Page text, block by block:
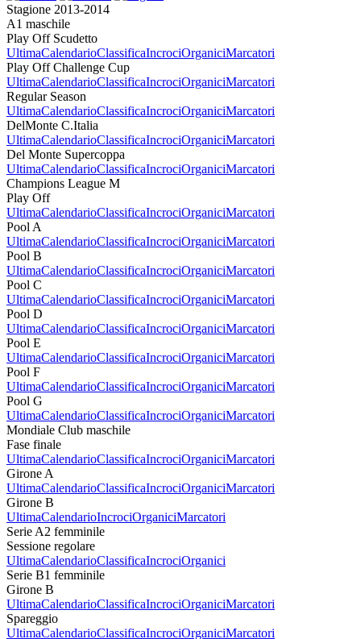
Stagione 2013-2014
A1 maschile
Play Off Scudetto
UltimaCalendarioClassificaIncrociOrganiciMarcatori
Play Off Challenge Cup
UltimaCalendarioClassificaIncrociOrganiciMarcatori
Regular Season
UltimaCalendarioClassificaIncrociOrganiciMarcatori
DelMonte C.Italia
UltimaCalendarioClassificaIncrociOrganiciMarcatori
Del Monte Supercoppa
UltimaCalendarioClassificaIncrociOrganiciMarcatori
Champions League M
Play Off
UltimaCalendarioClassificaIncrociOrganiciMarcatori
Pool A
UltimaCalendarioClassificaIncrociOrganiciMarcatori
Pool B
UltimaCalendarioClassificaIncrociOrganiciMarcatori
Pool C
UltimaCalendarioClassificaIncrociOrganiciMarcatori
Pool D
UltimaCalendarioClassificaIncrociOrganiciMarcatori
Pool E
UltimaCalendarioClassificaIncrociOrganiciMarcatori
Pool F
UltimaCalendarioClassificaIncrociOrganiciMarcatori
Pool G
UltimaCalendarioClassificaIncrociOrganiciMarcatori
Mondiale Club maschile
Fase finale
UltimaCalendarioClassificaIncrociOrganiciMarcatori
Girone A
UltimaCalendarioClassificaIncrociOrganiciMarcatori
Girone B
UltimaCalendarioIncrociOrganiciMarcatori
Serie A2 femminile
Sessione regolare
UltimaCalendarioClassificaIncrociOrganici
Serie B1 femminile
Girone B
UltimaCalendarioClassificaIncrociOrganiciMarcatori
Spareggio
UltimaCalendarioClassificaIncrociOrganiciMarcatori